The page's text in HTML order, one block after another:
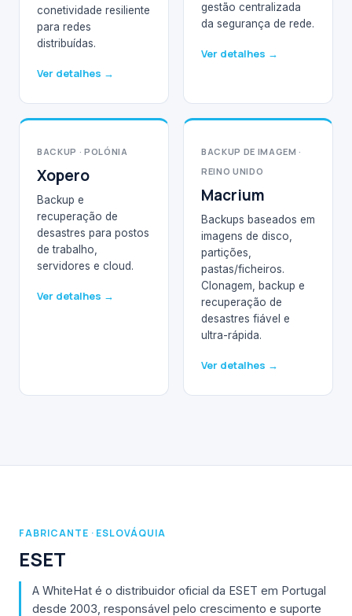
conetividade resiliente
para redes
distribuídas.
Ver detalhes →
gestão centralizada
da segurança de rede.
Ver detalhes →
BACKUP · POLÓNIA
Xopero
Backup e
recuperação de
desastres para postos
de trabalho,
servidores e cloud.
Ver detalhes →
BACKUP DE IMAGEM ·
REINO UNIDO
Macrium
Backups baseados em
imagens de disco,
partições,
pastas/ficheiros.
Clonagem, backup e
recuperação de
desastres fiável e
ultra-rápida.
Ver detalhes →
FABRICANTE · ESLOVÁQUIA
ESET
A WhiteHat é o distribuidor oficial da ESET em Portugal
desde 2003, responsável pelo crescimento e suporte